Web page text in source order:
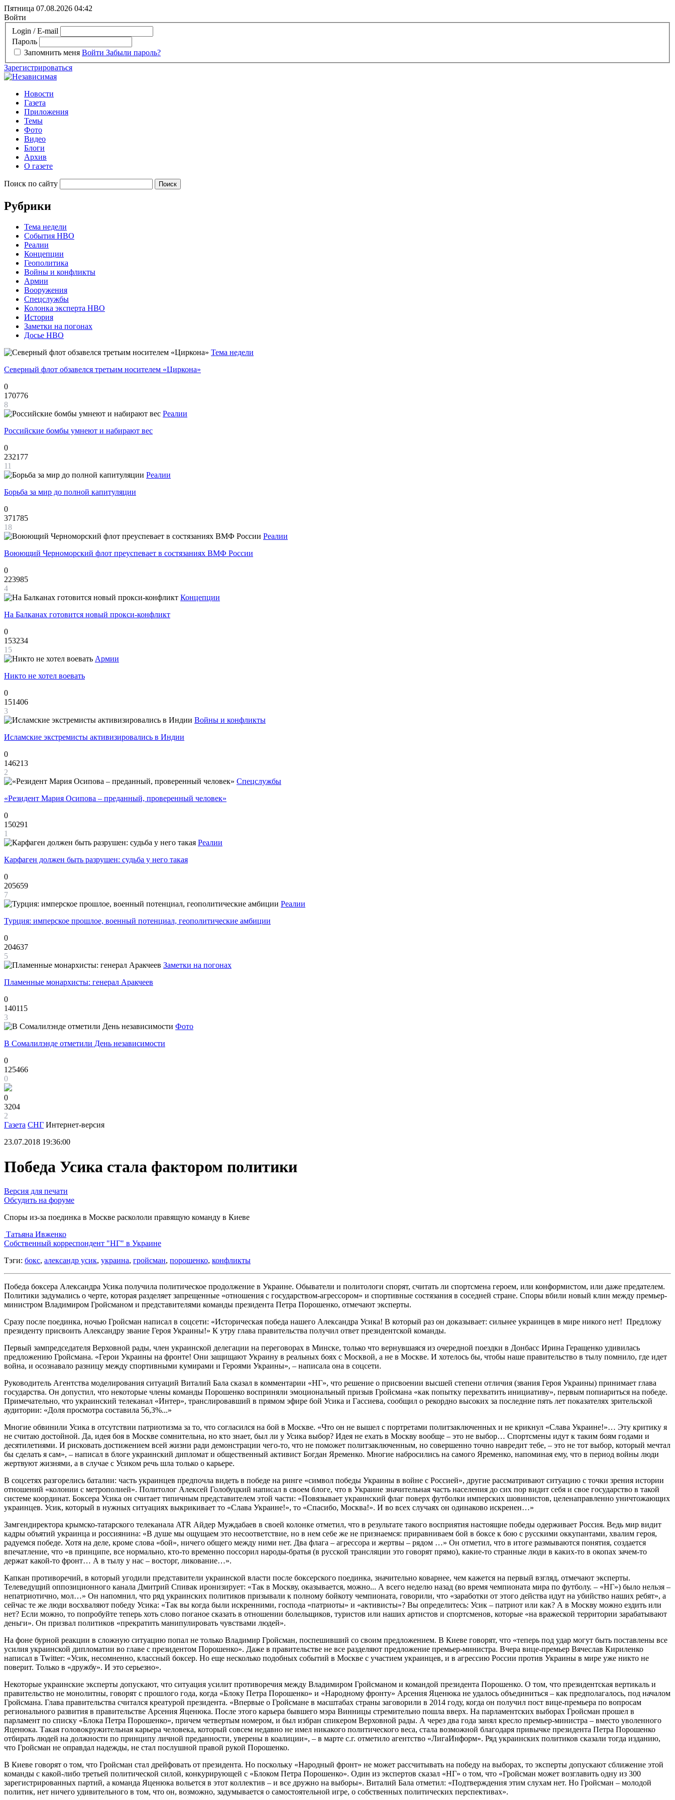
Пятница 07.08.2026 04:42
Войти
Login / E-mail
Пароль
Запомнить меня Войти Забыли пароль?
Зарегистрироваться
Новости
Газета
Приложения
Темы
Фото
Видео
Блоги
Архив
О газете
Поиск по сайту
Рубрики
Тема недели
События НВО
Реалии
Концепции
Геополитика
Войны и конфликты
Армии
Вооружения
Спецслужбы
Колонка эксперта НВО
История
Заметки на погонах
Досье НВО
Тема недели
Северный флот обзавелся третьим носителем «Циркона»
0
170776
8
Реалии
Российские бомбы умнеют и набирают вес
0
232177
11
Реалии
Борьба за мир до полной капитуляции
0
371785
18
Реалии
Воюющий Черноморский флот преуспевает в состязаниях ВМФ России
0
223985
4
Концепции
На Балканах готовится новый прокси-конфликт
0
153234
15
Армии
Никто не хотел воевать
0
151406
3
Войны и конфликты
Исламские экстремисты активизировались в Индии
0
146213
2
Спецслужбы
«Резидент Мария Осипова – преданный, проверенный человек»
0
150291
1
Реалии
Карфаген должен быть разрушен: судьба у него такая
0
205659
7
Реалии
Турция: имперское прошлое, военный потенциал, геополитические амбиции
0
204637
5
Заметки на погонах
Пламенные монархисты: генерал Аракчеев
0
140115
3
Фото
В Сомалилэнде отметили День независимости
0
125466
0
0
3204
2
Газета СНГ Интернет-версия
23.07.2018 19:36:00
Победа Усика стала фактором политики
Версия для печати
Обсудить на форуме
Споры из-за поединка в Москве раскололи правящую команду в Киеве
Татьяна Ивженко
Cобственный корреспондент "НГ" в Украине
Тэги: бокс, александр усик, украина, гройсман, порошенко, конфликты
Победа боксера Александра Усика получила политическое продолжение в Украине. Обыватели и политологи спорят, считать ли спортсмена героем, или конформистом, или даже предателем.
Политики задумались о черте, которая разделяет запрещенные «отношения с государством-агрессором» и спортивные состязания в соседней стране. Споры вбили новый клин между премьер-
министром Владимиром Гройсманом и представителями команды президента Петра Порошенко, отмечают эксперты.
Сразу после поединка, ночью Гройсман написал в соцсети: «Историческая победа нашего Александра Усика! В который раз он доказывает: сильнее украинцев в мире никого нет! Предложу
президенту присвоить Александру звание Героя Украины!» К утру глава правительства получил ответ президентской команды.
Первый зампредседателя Верховной рады, член украинской делегации на переговорах в Минске, только что вернувшаяся из очередной поездки в Донбасс Ирина Геращенко удивилась
предложению Гройсмана. «Герои Украины на фронте! Они защищают Украину в реальных боях с Москвой, а не в Москве. И хотелось бы, чтобы наше правительство в тылу помнило, где идет
война, и осознавало разницу между спортивными кумирами и Героями Украины», – написала она в соцсети.
Руководитель Агентства моделирования ситуаций Виталий Бала сказал в комментарии «НГ», что решение о присвоении высшей степени отличия (звания Героя Украины) принимает глава
государства. Он допустил, что некоторые члены команды Порошенко восприняли эмоциональный призыв Гройсмана «как попытку перехватить инициативу», первым попиариться на победе.
Примечательно, что украинский телеканал «Интер», транслировавший в прямом эфире бой Усика и Гассиева, сообщил о рекордно высоких за последние пять лет показателях зрительской
аудитории: «Доля просмотра составила 56,3%...»
Многие обвинили Усика в отсутствии патриотизма за то, что согласился на бой в Москве. «Что он не вышел с портретами политзаключенных и не крикнул «Слава Украине!»… Эту критику я
не считаю достойной. Да, идея боя в Москве сомнительна, но кто знает, был ли у Усика выбор? Идея не ехать в Москву вообще – это не выбор… Спортсмены идут к таким боям годами и
десятилетиями. И рисковать достижением всей жизни ради демонстрации чего-то, что не поможет политзаключенным, но совершенно точно навредит тебе, – это не тот выбор, который мечтал
бы сделать я сам», – написал в блоге украинский дипломат и общественный активист Богдан Яременко. Многие набросились на самого Яременко, напоминая ему, что в период войны люди
жертвуют жизнями, а в случае с Усиком речь шла только о карьере.
В соцсетях разгорелись баталии: часть украинцев предпочла видеть в победе на ринге «символ победы Украины в войне с Россией», другие рассматривают ситуацию с точки зрения истории
отношений «колонии с метрополией». Политолог Алексей Голобуцкий написал в своем блоге, что в Украине значительная часть населения до сих пор видит себя и свое государство в такой
системе координат. Боксера Усика он считает типичным представителем этой части: «Повязывает украинский флаг поверх футболки имперских шовинистов, целенаправленно уничтожающих
украинцев. Усик, который в нужных ситуациях выкрикивает то «Слава Украине!», то «Спасибо, Москва!». И во всех случаях он одинаково искренен…»
Замгендиректора крымско-татарского телеканала ATR Айдер Муждабаев в своей колонке отметил, что в результате такого восприятия настоящие победы одерживает Россия. Ведь мир видит
кадры объятий украинца и россиянина: «В душе мы ощущаем это несоответствие, но в нем себе же не признаемся: приравниваем бой в боксе к бою с русскими оккупантами, хвалим героя,
радуемся победе. Хотя на деле, кроме слова «бой», ничего общего между ними нет. Два флага – агрессора и жертвы – рядом …» Он отметил, что в итоге размываются понятия, создается
впечатление, что «в принципе, все нормально, кто-то временно поссорил народы-братья (в русской трансляции это говорят прямо), какие-то странные люди в каких-то в окопах зачем-то
держат какой-то фронт… А в тылу у нас – восторг, ликование…».
Капкан противоречий, в который угодили представители украинской власти после боксерского поединка, значительно коварнее, чем кажется на первый взгляд, отмечают эксперты.
Телеведущий оппозиционного канала Дмитрий Спивак иронизирует: «Так в Москву, оказывается, можно... А всего неделю назад (во время чемпионата мира по футболу. – «НГ») было нельзя –
непатриотично, мол…» Он напомнил, что ряд украинских политиков призывали к полному бойкоту чемпионата, говорили, что «заработки от этого действа идут на убийство наших ребят», а
сейчас те же люди восхваляют победу Усика: «Так вы когда были искренними, господа «патриоты» и «активисты»? Вы определитесь: Усик – патриот или как? А в Москву можно ездить или
нет? Если можно, то попробуйте теперь хоть слово поганое сказать в отношении болельщиков, туристов или наших артистов и спортсменов, которые «на вражеской территории зарабатывают
деньги». Он призвал политиков «прекратить манипулировать чувствами людей».
На фоне бурной реакции в сложную ситуацию попал не только Владимир Гройсман, поспешивший со своим предложением. В Киеве говорят, что «теперь под удар могут быть поставлены все
усилия украинской дипломатии во главе с президентом Порошенко». Даже в правительстве не все разделяют предложение премьер-министра. Вчера вице-премьер Вячеслав Кириленко
написал в Twitter: «Усик, несомненно, классный боксер. Но еще несколько подобных событий в Москве с участием украинцев, и в агрессию России против Украины в мире уже никто не
поверит. Только в «дружбу». И это серьезно».
Некоторые украинские эксперты допускают, что ситуация усилит противоречия между Владимиром Гройсманом и командой президента Порошенко. О том, что президентская вертикаль и
правительство не монолитны, говорят с прошлого года, когда «Блоку Петра Порошенко» и «Народному фронту» Арсения Яценюка не удалось объединиться – как предполагалось, под началом
Гройсмана. Глава правительства считался креатурой президента. «Впервые о Гройсмане в масштабах страны заговорили в 2014 году, когда он получил пост вице-премьера по вопросам
регионального развития в правительстве Арсения Яценюка. После этого карьера бывшего мэра Винницы стремительно пошла вверх. На парламентских выборах Гройсман прошел в
парламент по списку «Блока Петра Порошенко», причем четвертым номером, и был избран спикером Верховной рады. А через два года занял кресло премьер-министра – вместо уволенного
Яценюка. Такая головокружительная карьера человека, который совсем недавно не имел никакого политического веса, стала возможной благодаря привычке президента Петра Порошенко
отбирать людей на должности по принципу личной преданности, уверены в коалиции», – в марте с.г. отметило агентство «ЛигаИнформ». Ряд украинских политиков сказали тогда изданию,
что Гройсман не оправдал надежды, не стал послушной правой рукой Порошенко.
В Киеве говорят о том, что Гройсман стал дрейфовать от президента. Но поскольку «Народный фронт» не может рассчитывать на победу на выборах, то эксперты допускают сближение этой
команды с какой-либо третьей политической силой, конкурирующей с «Блоком Петра Порошенко». Один из экспертов сказал «НГ» о том, что «Гройсман может возглавить одну из 300
зарегистрированных партий, а команда Яценюка вольется в этот коллектив – и все дружно на выборы». Виталий Бала отметил: «Подтверждения этим слухам нет. Но Гройсман – молодой
политик, нет ничего удивительного в том, что он, возможно, задумывается о самостоятельной игре, о собственных политических перспективах».